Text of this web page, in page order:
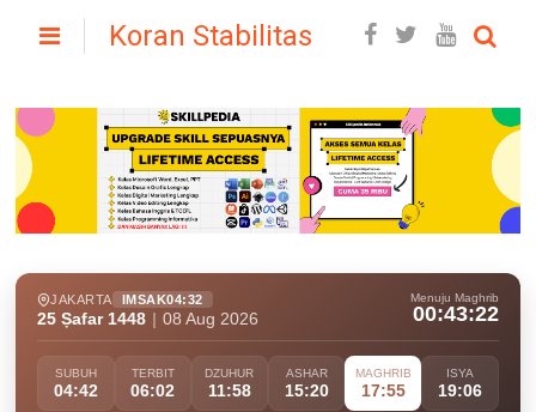
Koran Stabilitas
JAKARTA IMSAK04:32
25 Ṣafar 1448 08 Aug 2026
Menuju Maghrib
00:43:21
SUBUH
04:42
TERBIT
06:02
DZUHUR
11:58
ASHAR
15:20
MAGHRIB
17:55
ISYA
19:06